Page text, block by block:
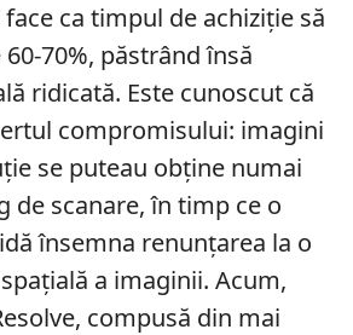
ca timpul de achiziție să
70%, păstrând însă
ridicată. Este cunoscut că
compromisului: imagini
se puteau obține numai
de scanare, în timp ce o
însemna renunțarea la o
a imaginii. Acum,
compusă din mai